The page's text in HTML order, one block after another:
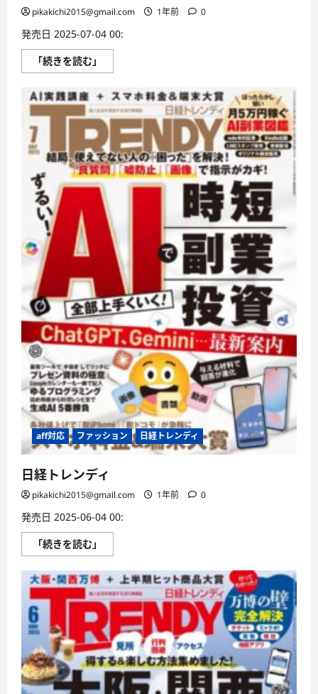
pikakichi2015@gmail.com 1年前 0
発売日 2025-07-04 00:
「続きを読む」
経
レ
ン
デ
ィ
に
つ
い
て
さ
ら
に
読
む
aff対応 ファッション 日経トレンディ
日経トレンディ
pikakichi2015@gmail.com 1年前 0
発売日 2025-06-04 00:
「続きを読む」
経
レ
ン
デ
ィ
に
つ
い
て
さ
ら
に